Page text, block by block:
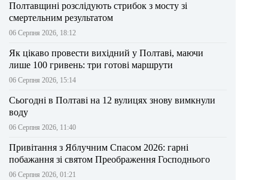
Полтавщині розслідують стрибок з мосту зі
смертельним результатом
06 Серпня 2026, 18:12
Як цікаво провести вихідний у Полтаві, маючи
лише 100 гривень: три готові маршрути
06 Серпня 2026, 15:14
Сьогодні в Полтаві на 12 вулицях знову вимкнули
воду
06 Серпня 2026, 11:40
Привітання з Яблучним Спасом 2026: гарні
побажання зі святом Преображення Господнього
06 Серпня 2026, 01:21